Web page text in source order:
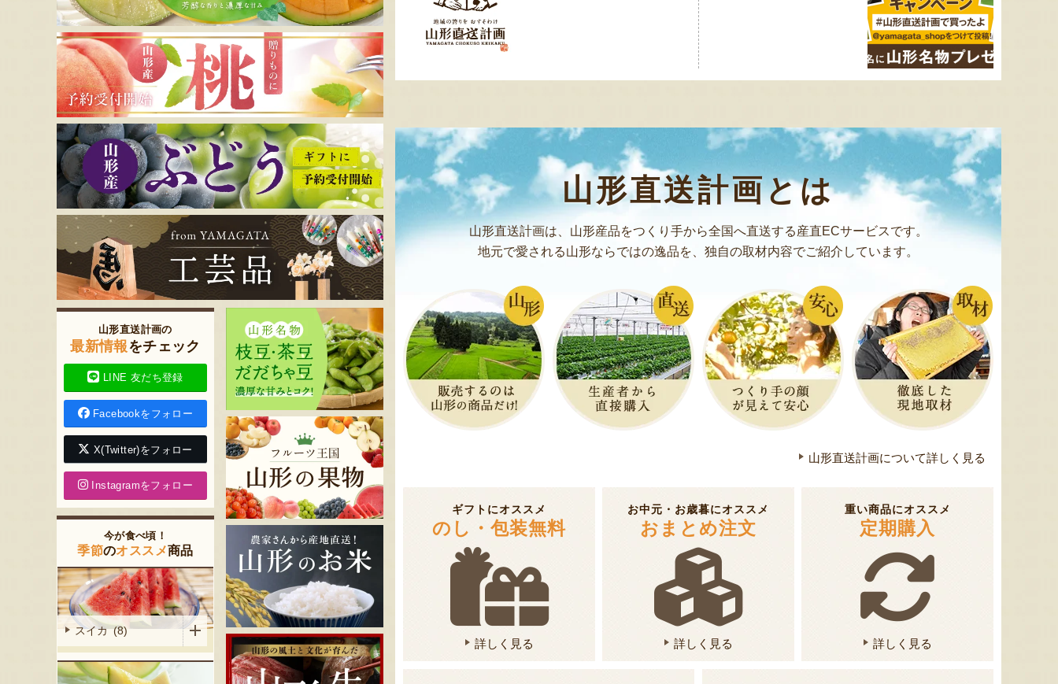
ョ
山形直送計画とは
山形直送計画は、山形産品をつくり手から全国へ直送する産直ECサービスです。
地元で愛される山形ならではの逸品を、独自の取材内容でご紹介しています。
山形直送計画について詳しく見る
ギフトにオススメ
のし・包装無料
詳しく見る
お中元・お歳暮にオススメ
おまとめ注文
詳しく見る
重い商品にオススメ
定期購入
詳しく見る
山形直送計画の
最新情報をチェック
LINE 友だち登録
Facebookをフォロー
X(Twitter)をフォロー
Instagramをフォロー
今が食べ頃！
季節のオススメ商品
スイカ (8)